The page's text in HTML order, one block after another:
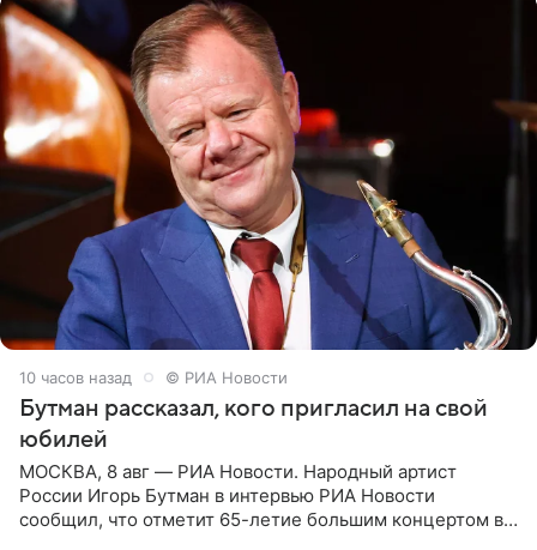
10 часов назад © РИА Новости
Бутман рассказал, кого пригласил на свой
юбилей
МОСКВА, 8 авг — РИА Новости. Народный артист
России Игорь Бутман в интервью РИА Новости
сообщил, что отметит 65-летие большим концертом в